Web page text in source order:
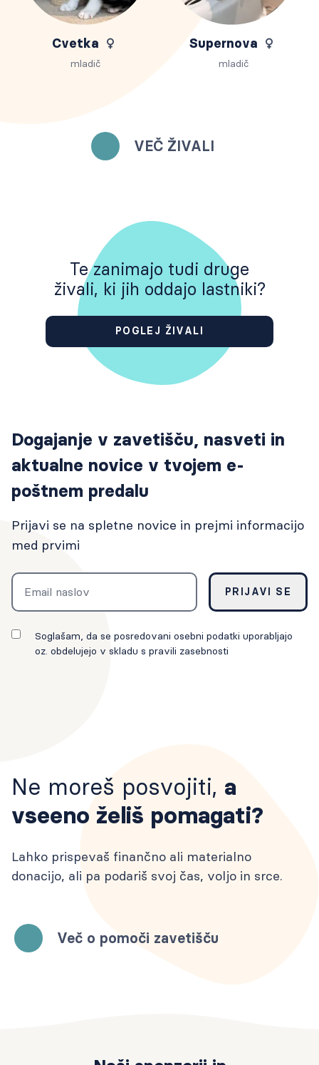
VEČ ŽIVALI
Cvetka
mladič
Supernova
mladič
Te zanimajo tudi druge
živali, ki jih oddajo lastniki?
POGLEJ ŽIVALI
Dogajanje v zavetišču, nasveti in
aktualne novice v tvojem e-
poštnem predalu
Prijavi se na spletne novice in prejmi informacijo
med prvimi
Email
PRIJAVI SE
Soglašam, da se posredovani osebni podatki uporabljajo
oz. obdelujejo v skladu s pravili zasebnosti
Ne moreš posvojiti, a
vseeno želiš pomagati?
Lahko prispevaš finančno ali materialno
donacijo, ali pa podariš svoj čas, voljo in srce.
Več o pomoči zavetišču